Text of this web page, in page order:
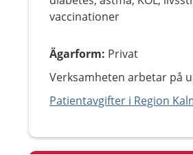
vaccinationer
Ägarform: Privat
Verksamheten arbetar på
Patientavgifter i Region